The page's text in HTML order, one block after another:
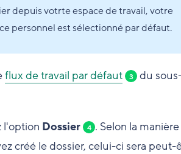
depuis votrte espace de travail, votre
personnel est sélectionné par défaut.
flux de travail par défaut 3
du
l'option Dossier 4 . Selon la manière
créé le dossier, celui-ci sera peut-